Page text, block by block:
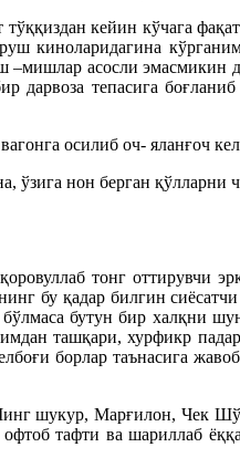
кейин кўчага
киноларидагина
–мишлар асосли
дарвоза тепасига
осилиб оч- яланғоч
ўзига нон берган қўлларни
тонг оттирувчи
бу қадар билгин
бутун бир халқни
ташқари, хурфикр
борлар таънасига
шукур, Марғилон, Чек
тафти ва шариллаб